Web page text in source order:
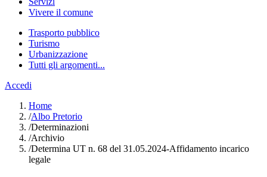
Vivere il comune
Trasporto pubblico
Turismo
Urbanizzazione
Tutti gli argomenti...
Accedi
Home
/Albo Pretorio
/Determinazioni
/Archivio
/Determina UT n. 68 del 31.05.2024-Affidamento incarico
legale